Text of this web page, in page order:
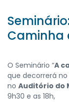
Caminha
O Seminário “A
que decorrerá
no Auditório do
9h30 e as 18h,